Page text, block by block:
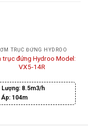
TRỤC ĐỨNG HYDROO
trục đứng Hydroo Model:
VX5-14R
Lượng: 8.5m3/h
Áp: 104m